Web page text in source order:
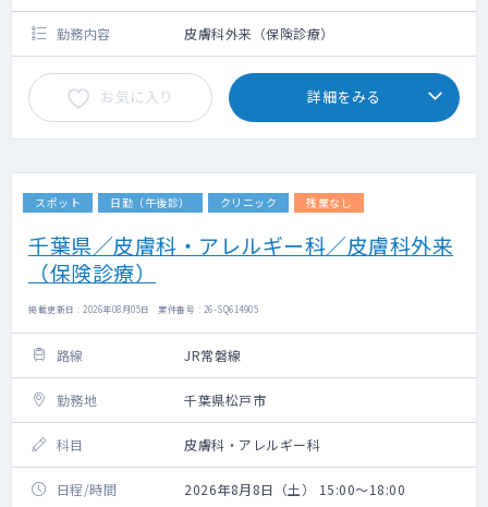
勤務内容 皮膚科外来（保険診療）
お気に入り 詳細をみる
スポット 日勤（午後診） クリニック 残業なし
千葉県／皮膚科・アレルギー科／皮膚科外来
（保険診療）
掲載更新日 : 2026年08月05日 案件番号 : 26-SQ614905
路線 JR常磐線
勤務地 千葉県松戸市
科目 皮膚科・アレルギー科
日程/時間 2026年8月8日（土） 15:00～18:00